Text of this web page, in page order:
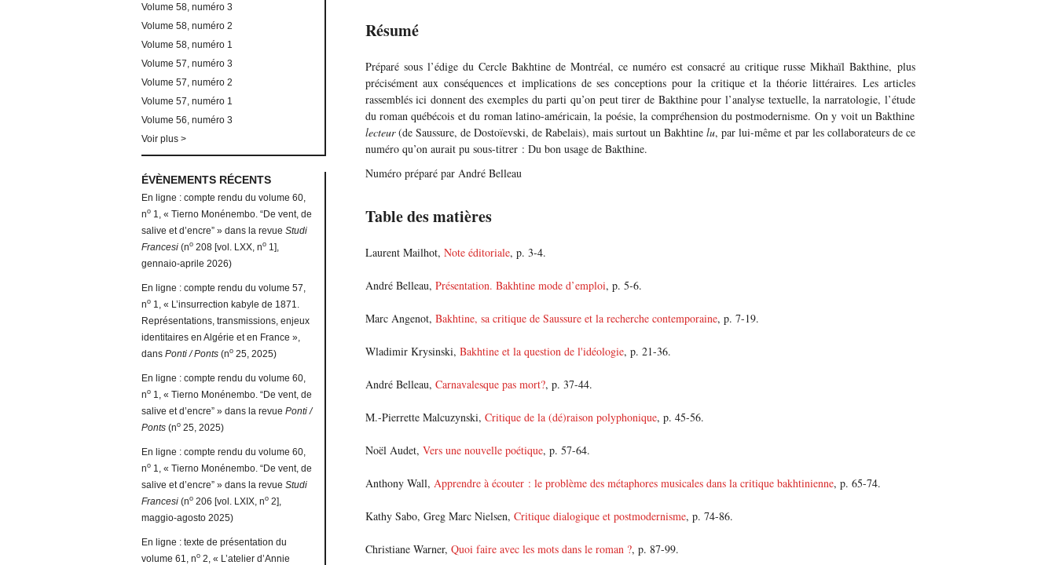
Résumé
Préparé sous l’édige du Cercle Bakhtine de Montréal, ce numéro est consacré au critique russe Mikhaïl Bakthine, plus
précisément aux conséquences et implications de ses conceptions pour la critique et la théorie littéraires. Les articles
rassemblés ici donnent des exemples du parti qu’on peut tirer de Bakthine pour l’analyse textuelle, la narratologie, l’étude
du roman québécois et du roman latino-américain, la poésie, la compréhension du postmodernisme. On y voit un Bakthine
lecteur(de Saussure, de Dostoïevski, de Rabelais), mais surtout un Bakhtine lu, par lui-même et par les collaborateurs de ce
numéro qu’on aurait pu sous-titrer : Du bon usage de Bakthine.
Numéro préparé par André Belleau
Table des matières
Laurent Mailhot, Note éditoriale, p. 3-4.
André Belleau, Présentation. Bakhtine mode d’emploi, p. 5-6.
Marc Angenot, Bakhtine, sa critique de Saussure et la recherche contemporaine, p. 7-19.
Wladimir Krysinski, Bakhtine et la question de l'idéologie, p. 21-36.
André Belleau, Carnavalesque pas mort?, p. 37-44.
M.-Pierrette Malcuzynski, Critique de la (dé)raison polyphonique, p. 45-56.
Noël Audet, Vers une nouvelle poétique, p. 57-64.
Anthony Wall, Apprendre à écouter : le problème des métaphores musicales dans la critique bakhtinienne, p. 65-74.
Kathy Sabo, Greg Marc Nielsen, Critique dialogique et postmodernisme, p. 74-86.
Christiane Warner, Quoi faire avec les mots dans le roman ?, p. 87-99.
Volume 58, numéro 3
Volume 58, numéro 2
Volume 58, numéro 1
Volume 57, numéro 3
Volume 57, numéro 2
Volume 57, numéro 1
Volume 56, numéro 3
Voir plus >
ÉVÈNEMENTS RÉCENTS
En ligne : compte rendu du volume 60,
no1, « Tierno Monénembo. “De vent, de
salive et d’encre” » dans la revue Studi
Francesi(no208 [vol. LXX, no1],
gennaio-aprile 2026)
En ligne : compte rendu du volume 57,
no1, « L’insurrection kabyle de 1871.
Représentations, transmissions, enjeux
identitaires en Algérie et en France »,
dans Ponti / Ponts(no25, 2025)
En ligne : compte rendu du volume 60,
no1, « Tierno Monénembo. “De vent, de
salive et d’encre” » dans la revue Ponti /
Ponts(no25, 2025)
En ligne : compte rendu du volume 60,
no1, « Tierno Monénembo. “De vent, de
salive et d’encre” » dans la revue Studi
Francesi(no206 [vol. LXIX, no2],
maggio-agosto 2025)
En ligne : texte de présentation du
volume 61, no2, « L’atelier d’Annie